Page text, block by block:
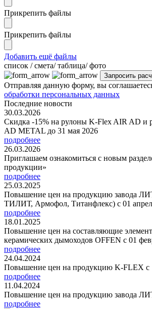
Прикрепить файлы
Прикрепить файлы
Добавить ещё файлы
cписок / смета/ таблица/ фото
Отправляя данную форму, вы
обработки персональных данных
Последние новости
30.03.2026
Скидка -15% на рулоны K-Flex AIR AD и
AD METAL до 31 мая 2026
подробнее
26.03.2026
Приглашаем ознакомиться с новым
продукции»
подробнее
25.03.2025
Повышение цен на продукцию завода
ТИЛИТ, Армофол, Титанфлекс) с 01
подробнее
18.01.2025
Повышение цен на составляющие
керамических дымоходов OFFEN с 01
подробнее
24.04.2024
Повышение цен на продукцию K-FLEX с
подробнее
11.04.2024
Повышение цен на продукцию завода
подробнее